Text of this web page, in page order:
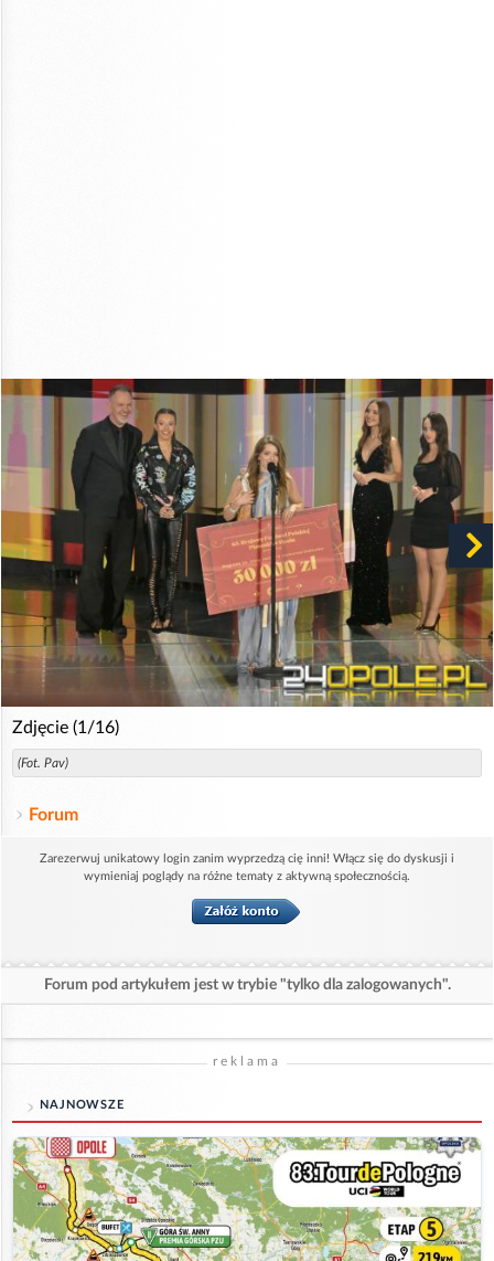
Zdjęcie (1/16)
(Fot. Pav)
Forum
Zarezerwuj unikatowy login zanim wyprzedzą cię inni! Włącz się do dyskusji i
wymieniaj poglądy na różne tematy z aktywną społecznością.
Forum pod artykułem jest w trybie "tylko dla zalogowanych".
reklama
NAJNOWSZE